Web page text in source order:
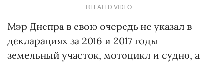
RELATED VIDEO
Мэр Днепра в свою очередь не указал в
декларациях за 2016 и 2017 годы
земельный участок, мотоцикл и судно, а